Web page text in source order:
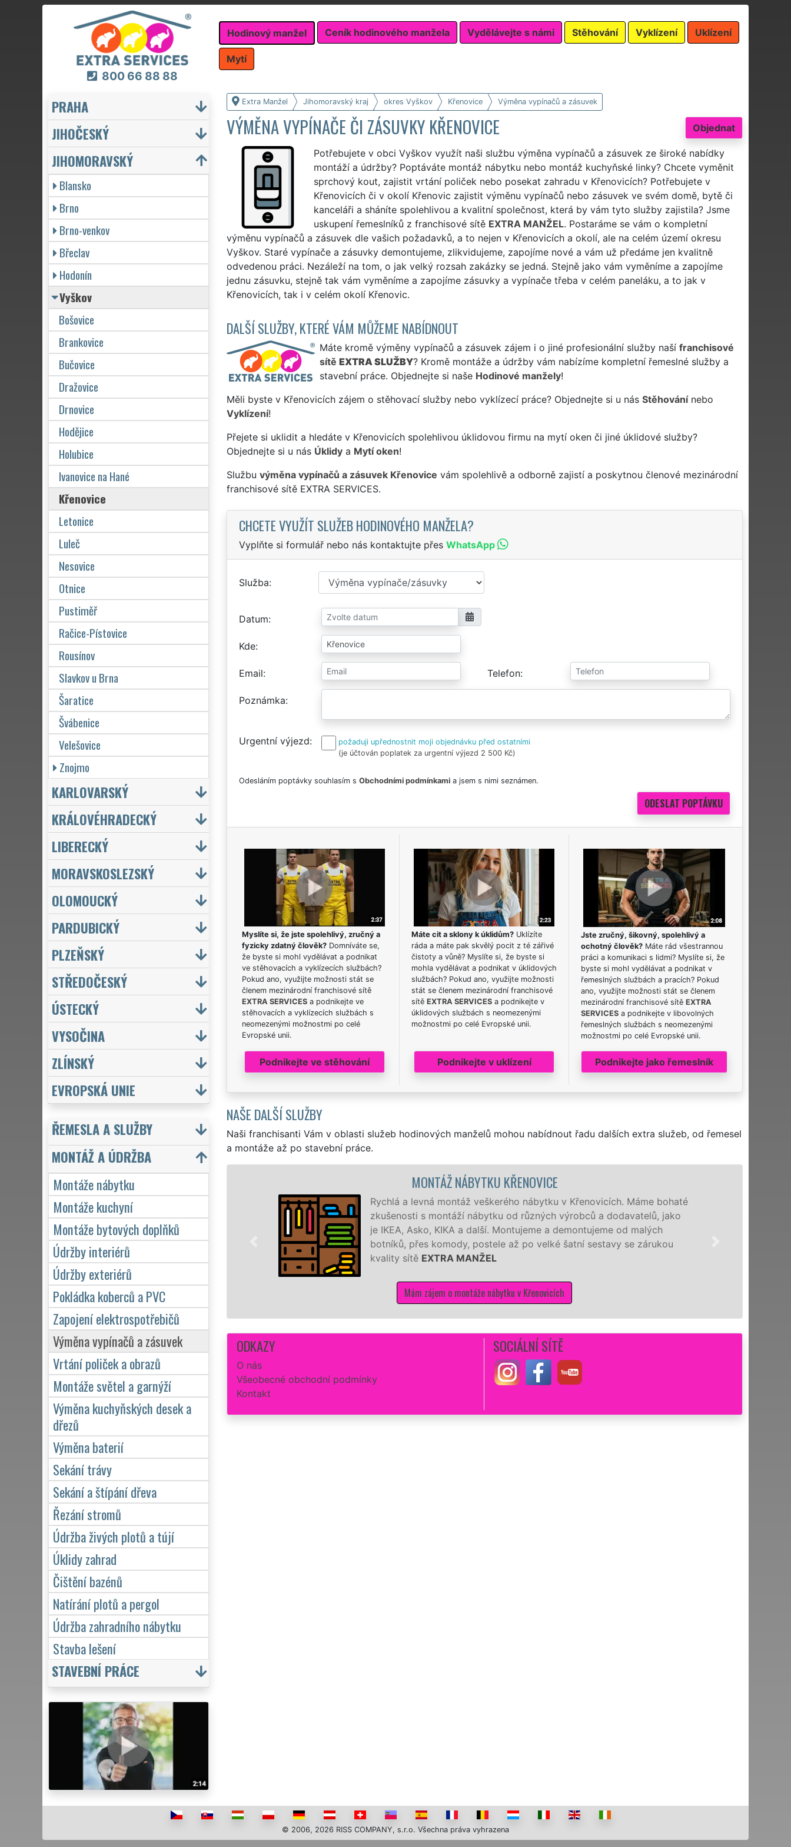
800 66 88 88
Hodinový manžel Ceník hodinového manžela Vydělávejte s námi Stěhování Vyklízení Uklízení
Mytí
Extra Manžel Jihomoravský kraj okres Vyškov Křenovice Výměna vypínačů a zásuvek
Objednat
VÝMĚNA VYPÍNAČE ČI ZÁSUVKY KŘENOVICE
Potřebujete v obci Vyškov využít naši službu výměna vypínačů a zásuvek ze široké nabídky
montáží a údržby? Poptáváte montáž nábytku nebo montáž kuchyňské linky? Chcete vyměnit
sprchový kout, zajistit vrtání poliček nebo posekat zahradu v Křenovicích? Potřebujete v
Křenovicích či v okolí Křenovic zajistit výměnu vypínačů nebo zásuvek ve svém domě, bytě či
kanceláři a sháníte spolehlivou a kvalitní společnost, která by vám tyto služby zajistila? Jsme
uskupení řemeslníků z franchisové sítě EXTRA MANŽEL. Postaráme se vám o kompletní
výměnu vypínačů a zásuvek dle vašich požadavků, a to nejen v Křenovicích a okolí, ale na celém území okresu
Vyškov. Staré vypínače a zásuvky demontujeme, zlikvidujeme, zapojíme nové a vám už předáme jen kvalitně
odvedenou práci. Nezáleží na tom, o jak velký rozsah zakázky se jedná. Stejně jako vám vyměníme a zapojíme
jednu zásuvku, stejně tak vám vyměníme a zapojíme zásuvky a vypínače třeba v celém paneláku, a to jak v
Křenovicích, tak i v celém okolí Křenovic.
DALŠÍ SLUŽBY, KTERÉ VÁM MŮŽEME NABÍDNOUT
Máte kromě výměny vypínačů a zásuvek zájem i o jiné profesionální služby naší franchisové
sítě EXTRA SLUŽBY? Kromě montáže a údržby vám nabízíme kompletní řemeslné služby a
stavební práce. Objednejte si naše Hodinové manžely!
Měli byste v Křenovicích zájem o stěhovací služby nebo vyklízecí práce? Objednejte si u nás Stěhovánínebo
Vyklízení!
Přejete si uklidit a hledáte v Křenovicích spolehlivou úklidovou firmu na mytí oken či jiné úklidové služby?
Objednejte si u nás Úklidya Mytí oken!
Službu výměna vypínačů a zásuvek Křenovice vám spolehlivě a odborně zajistí a poskytnou členové mezinárodní
franchisové sítě EXTRA SERVICES.
CHCETE VYUŽÍT SLUŽEB HODINOVÉHO MANŽELA?
Vyplňte si formulář nebo nás kontaktujte přes WhatsApp
Služba
Datum
Kde
Email Telefon
Poznámka
Urgentní výjezd
požaduji upřednostnit moji objednávku před ostatními
(je účtován poplatek za urgentní výjezd 2 500 Kč)
Odesláním poptávky souhlasím s Obchodními podmínkamia jsem s nimi seznámen.
Myslíte si, že jste spolehlivý, zručný a
fyzicky zdatný člověk?Domníváte se,
že byste si mohl vydělávat a podnikat
ve stěhovacích a vyklízecích službách?
Pokud ano, využijte možnosti stát se
členem mezinárodní franchisové sítě
EXTRA SERVICESa podnikejte ve
stěhovacích a vyklízecích službách s
neomezenými možnostmi po celé
Evropské unii.
Podnikejte ve stěhování
Máte cit a sklony k úklidům?Uklízíte
ráda a máte pak skvělý pocit z té zářivé
čistoty a vůně? Myslíte si, že byste si
mohla vydělávat a podnikat v úklidových
službách? Pokud ano, využijte možnosti
stát se členem mezinárodní franchisové
sítě EXTRA SERVICESa podnikejte v
úklidových službách s neomezenými
možnostmi po celé Evropské unii.
Podnikejte v uklízení
Jste zručný, šikovný, spolehlivý a
ochotný člověk? Máte rád všestrannou
práci a komunikaci s lidmi? Myslíte si, že
byste si mohl vydělávat a podnikat v
řemeslných službách a pracích? Pokud
ano, využijte možnosti stát se členem
mezinárodní franchisové sítěEXTRA
SERVICES a podnikejte v libovolných
řemeslných službách s neomezenými
možnostmi po celé Evropské unii.
Podnikejte jako řemeslník
NAŠE DALŠÍ SLUŽBY
Naši franchisanti Vám v oblasti služeb hodinových manželů mohou nabídnout řadu dalších extra služeb, od řemesel
a montáže až po stavební práce.
Rychlá a levná montáž veškerého nábytku v Křenovicích. Máme bohaté
zkušenosti s montáží nábytku od různých výrobců a dodavatelů, jako
je IKEA, Asko, KIKA a další. Montujeme a demontujeme od malých
botníků, přes komody, postele až po velké šatní sestavy se zárukou
EXTRA MANŽEL
ODKAZY
O nás
Všeobecné obchodní podmínky
Kontakt
SOCIÁLNÍ SÍTĚ
PRAHA
JIHOČESKÝ
JIHOMORAVSKÝ
Blansko
Brno
Brno-venkov
Břeclav
Hodonín
Vyškov
Bošovice
Brankovice
Bučovice
Dražovice
Drnovice
Hodějice
Holubice
Ivanovice na Hané
Křenovice
Letonice
Luleč
Nesovice
Otnice
Pustiměř
Račice-Pístovice
Rousínov
Slavkov u Brna
Šaratice
Švábenice
Velešovice
Znojmo
KARLOVARSKÝ
KRÁLOVÉHRADECKÝ
LIBERECKÝ
MORAVSKOSLEZSKÝ
OLOMOUCKÝ
PARDUBICKÝ
PLZEŇSKÝ
STŘEDOČESKÝ
ÚSTECKÝ
VYSOČINA
ZLÍNSKÝ
EVROPSKÁ UNIE
ŘEMESLA A SLUŽBY
MONTÁŽ A ÚDRŽBA
Montáže nábytku
Montáže kuchyní
Montáže bytových doplňků
Údržby interiérů
Údržby exteriérů
Pokládka koberců a PVC
Zapojení elektrospotřebičů
Výměna vypínačů a zásuvek
Vrtání poliček a obrazů
Montáže světel a garnýží
Výměna kuchyňských desek a
dřezů
Výměna baterií
Sekání trávy
Sekání a štípání dřeva
Řezání stromů
Údržba živých plotů a tújí
Úklidy zahrad
Čištění bazénů
Natírání plotů a pergol
Údržba zahradního nábytku
Stavba lešení
STAVEBNÍ PRÁCE
© 2006, 2026 RISS COMPANY, s.r.o. Všechna práva vyhrazena